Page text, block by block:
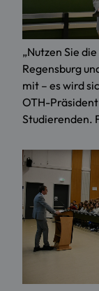
„Nutzen Sie
Regensburg
mit – es wird
OTH-
Studierenden.